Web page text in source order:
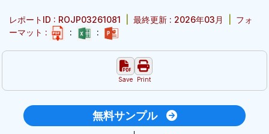
レポートID : ROJP03261081 最終更新 : 2026年03月
フォ
ーマット :
: :
Save Print
無料サンプル